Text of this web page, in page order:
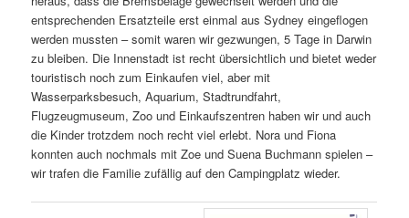
entsprechenden Ersatzteile erst einmal aus Sydney eingeflogen
werden mussten – somit waren wir gezwungen, 5 Tage in Darwin
zu bleiben. Die Innenstadt ist recht übersichtlich und bietet weder
touristisch noch zum Einkaufen viel, aber mit
Wasserparksbesuch, Aquarium, Stadtrundfahrt,
Flugzeugmuseum, Zoo und Einkaufszentren haben wir und auch
die Kinder trotzdem noch recht viel erlebt. Nora und Fiona
konnten auch nochmals mit Zoe und Suena Buchmann spielen –
wir trafen die Familie zufällig auf den Campingplatz wieder.